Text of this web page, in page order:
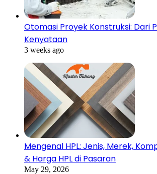
Otomasi Proyek Konstruksi: Dari
Kenyataan
3 weeks ago
Mengenal HPL: Jenis, Merek,
& Harga HPL di Pasaran
May 29, 2026